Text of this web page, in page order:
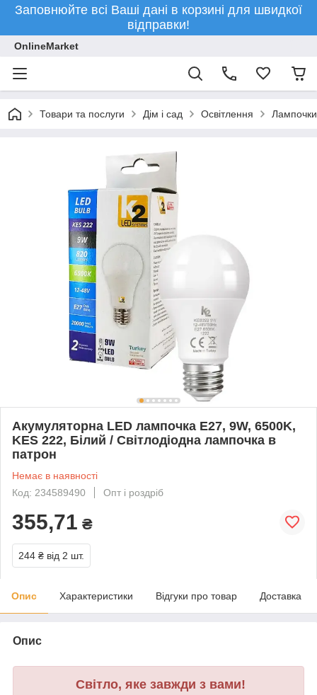
Заповнюйте всі Ваші дані в корзині для швидкої
відправки!
OnlineMarket
Товари та послуги Дім і сад Освітлення Лампочки
Акумуляторна LED лампочка E27, 9W, 6500K,
KES 222, Білий / Світлодіодна лампочка в
патрон
Немає в наявності
Код: 234589490
Опт і роздріб
355,71 ₴
244 ₴ від 2 шт.
Опис Характеристики Відгуки про товар Доставка
Опис
Світло, яке завжди з вами!